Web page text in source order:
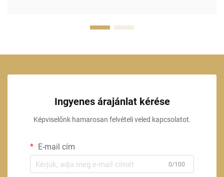
Ingyenes árajánlat kérése
Képviselőnk hamarosan felvételi veled kapcsolatot.
E-mail cím
0/100